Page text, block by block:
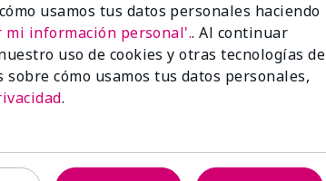
Help with the darkness under my eyes. I've
usamos tus datos personales haciendo
información personal'.. Al continuar
uso de cookies y otras tecnologías de
sobre cómo usamos tus datos personales,
.